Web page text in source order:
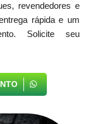
revendedores e
rápida e um
Solicite seu